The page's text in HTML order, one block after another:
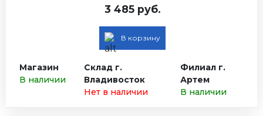
3 485 руб.
В корзину
Магазин
В наличии
Склад г.
Владивосток
Нет в наличии
Филиал г.
Артем
В наличии